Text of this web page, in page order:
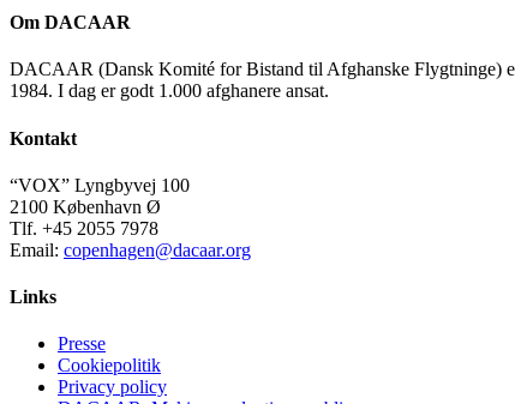
Om DACAAR
DACAAR (Dansk Komité for Bistand til Afghanske Flygtninge)
1984. I dag er godt 1.000 afghanere ansat.
Kontakt
“VOX” Lyngbyvej 100
2100 København Ø
Tlf. +45 2055 7978
Email: copenhagen@dacaar.org
Links
Presse
Cookiepolitik
Privacy policy